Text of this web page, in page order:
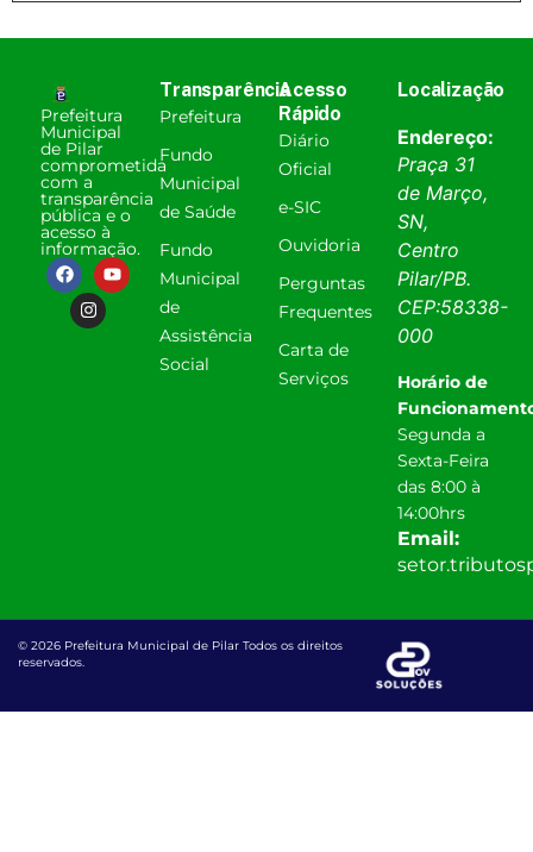
Prefeitura
Municipal
de Pilar
comprometida
com a
transparência
pública e o
acesso à
informação.
Transparência
Prefeitura
Fundo
Municipal
de Saúde
Fundo
Municipal
de
Assistência
Social
Acesso
Rápido
Diário
Oficial
e-SIC
Ouvidoria
Perguntas
Frequentes
Carta de
Serviços
Localização
Endereço:
Praça 31
de Março,
SN,
Centro
Pilar/PB.
CEP:58338-
000
Horário de
Segunda a
Sexta-Feira
das 8:00 à
14:00hrs
Email:
© 2026 Prefeitura Municipal de Pilar Todos os direitos
reservados.